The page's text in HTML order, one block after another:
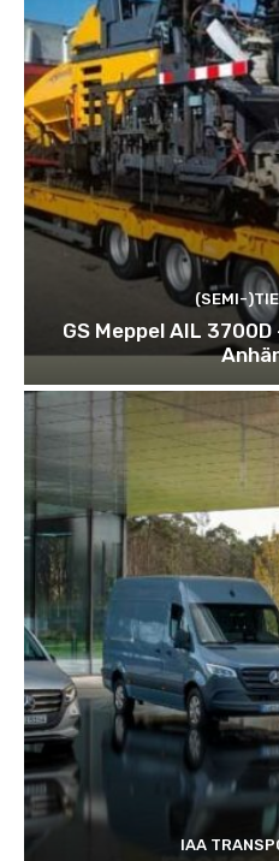
(SEMI-
GS Meppel AIL
IAA